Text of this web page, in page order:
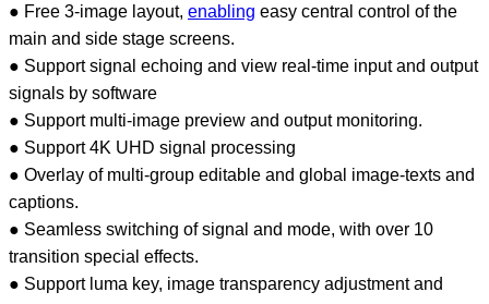
● Free 3-image layout, enabling easy central control of the
main and side stage screens.
● Support signal echoing and view real-time input and output
signals by software
● Support multi-image preview and output monitoring.
● Support 4K UHD signal processing
● Overlay of multi-group editable and global image-texts and
captions.
● Seamless switching of signal and mode, with over 10
transition special effects.
● Support luma key, image transparency adjustment and